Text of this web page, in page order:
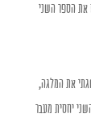
את הספר השני
את המלגה,
יחסית מעבר